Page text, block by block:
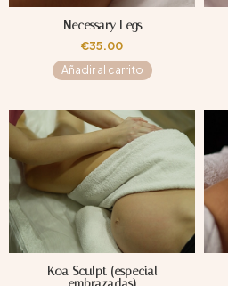
Necessary Legs
€35.00
Añadir al carrito
Koa Sculpt (especial